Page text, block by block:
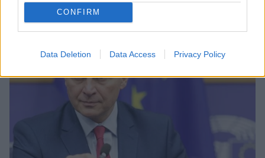
CONFIRM
Data Deletion Data Access Privacy Policy